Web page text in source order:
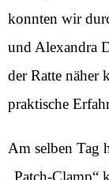
konnten wir
und Alexandra
der Ratte näher
praktische
Am selben Tag
„Patch-Clamp“